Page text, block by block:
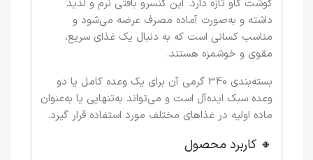
گوشت گاو تازه دارد. این کنسرو بافتی نرم و لذیذ
داشته و به‌صورت آماده مصرف عرضه می‌شود و
مناسب کسانی است که به دنبال یک غذای سریع،
مقوی و خوشمزه هستند.
بسته‌بندی 340 گرمی
آن برای یک وعده کامل یا دو
وعده سبک ایده‌آل است و می‌تواند به‌تنهایی یا به‌عنوان
ماده اولیه در غذاهای مختلف مورد استفاده قرار گیرد.
🔸 کاربرد محصول